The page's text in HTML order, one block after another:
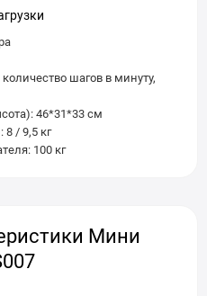
шагов в минуту,
46*31*33 см
8 / 9,5 кг
100 кг
Мини